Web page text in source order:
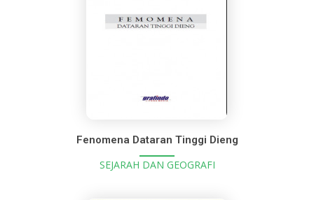
Fenomena Dataran Tinggi Dieng
SEJARAH DAN GEOGRAFI